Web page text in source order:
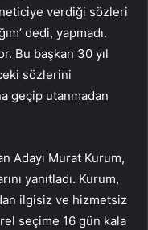
verdiği sözleri
dedi, yapmadı.
Bu başkan 30 yıl
sözlerini
geçip utanmadan
Adayı Murat Kurum,
yanıtladı. Kurum,
ilgisiz ve hizmetsiz
seçime 16 gün kala